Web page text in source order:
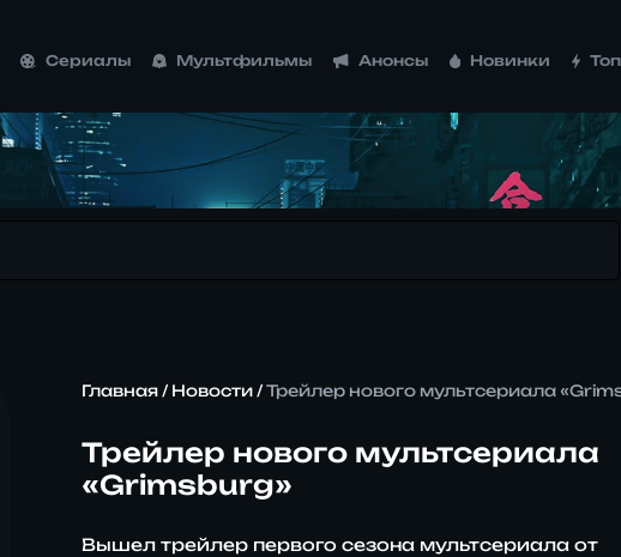
Сериалы Мультфильмы Анонсы Новинки
Главная/ Новости/Трейлер нового мультсериала
Трейлер нового мультсериала
«Grimsburg»
Вышел трейлер первого сезона мультсериала от